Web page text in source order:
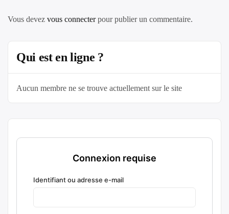
Vous devez vous connecterpour publier un commentaire.
Qui est en ligne ?
Aucun membre ne se trouve actuellement sur le site
Connexion requise
Identifiant ou adresse e-mail